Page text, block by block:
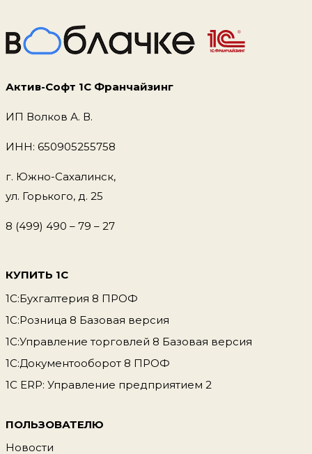
3.0
Актив-Софт 1С Франчайзинг
ИП Волков А. В.
ИНН: 650905255758
г. Южно-Сахалинск,
ул. Горького, д. 25
8 (499) 490 – 79 – 27
КУПИТЬ 1С
1С:Бухгалтерия 8 ПРОФ
1С:Розница 8 Базовая версия
1С:Управление торговлей 8 Базовая версия
1С:Документооборот 8 ПРОФ
1С ERP: Управление предприятием 2
ПОЛЬЗОВАТЕЛЮ
Новости